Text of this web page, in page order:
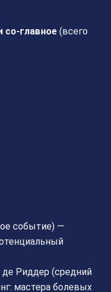
со-главное (всего
событие) —
де Риддер (средний
мастера болевых